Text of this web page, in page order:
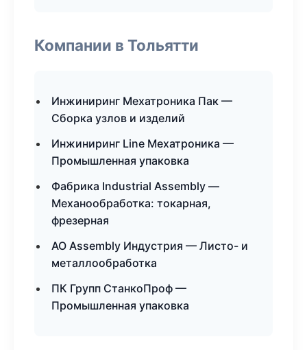
Компании в Тольятти
Инжиниринг Мехатроника Пак —
Сборка узлов и изделий
Инжиниринг Line Мехатроника —
Промышленная упаковка
Фабрика Industrial Assembly —
Механообработка: токарная,
фрезерная
АО Assembly Индустрия — Листо- и
металлообработка
ПК Групп СтанкоПроф —
Промышленная упаковка